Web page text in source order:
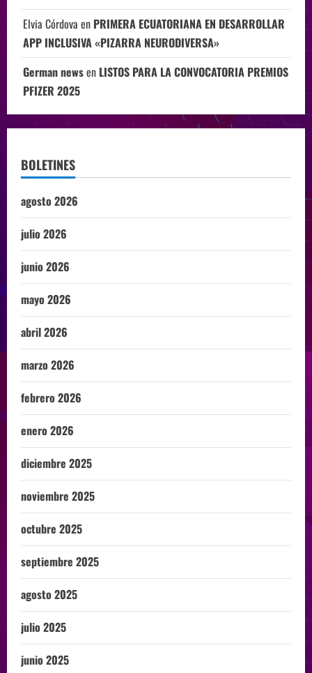
Elvia Córdova en PRIMERA ECUATORIANA EN DESARROLLAR
APP INCLUSIVA «PIZARRA NEURODIVERSA»
German newsen LISTOS PARA LA CONVOCATORIA PREMIOS
PFIZER 2025
BOLETINES
agosto 2026
julio 2026
junio 2026
mayo 2026
abril 2026
marzo 2026
febrero 2026
enero 2026
diciembre 2025
noviembre 2025
octubre 2025
septiembre 2025
agosto 2025
julio 2025
junio 2025